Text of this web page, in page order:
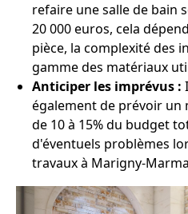
refaire une salle de bain
20 000 euros, cela
pièce, la complexité des
gamme des matériaux
Anticiper les imprévus :
également de prévoir
de 10 à 15% du budget
d'éventuels problèmes
travaux à Marigny-